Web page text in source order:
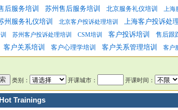
后服务培训 苏州售后服务培训 北京服务礼仪培训 上海
州服务礼仪培训 北京客户投诉处理培训 上海客户投诉处
苏州客户投诉处理培训 CSM培训 客户投诉培训 售后跟
客户关系培训 客户心理学培训 客户关系管理培训 客户
类别： 开课城市： 开课时间：
Trainings